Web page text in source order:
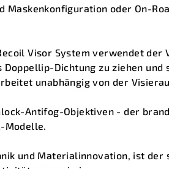
oder On-
Visor System verwendet
Dichtung zu ziehen
unabhängig von der
Antifog-Objektiven - der
Modelle.
und Materialinnovation, ist